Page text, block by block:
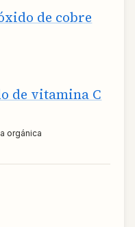
de cobre
de vitamina C
orgánica